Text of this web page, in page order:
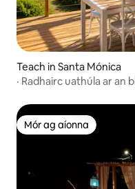
Teach in Santa Mónica
· Radhairc uathúla ar an
Mór ag aíonna
Mór ag aíonna